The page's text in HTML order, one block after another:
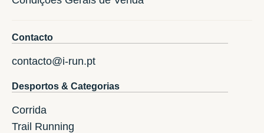
Contacto
contacto@i-run.pt
Desportos & Categorias
Corrida
Trail Running